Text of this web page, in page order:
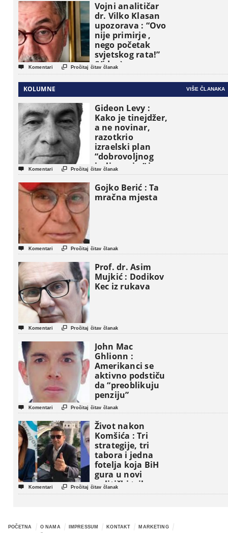
Vojni analitičar
dr. Vilko Klasan
upozorava : “Ovo
nije primirje ,
nego početak
svjetskog rata!”
(Video)
 Komentari  Pročitaj čitav članak
KOLUMNE VIŠE ČLANAKA
Gideon Levy :
Kako je tinejdžer,
a ne novinar,
razotkrio
izraelski plan
“dobrovoljnog
iseljavanja ” iz
Gaze
 Komentari  Pročitaj čitav članak
Gojko Berić : Ta
mračna mjesta
 Komentari  Pročitaj čitav članak
Prof. dr. Asim
Mujkić : Dodikov
Kec iz rukava
 Komentari  Pročitaj čitav članak
John Mac
Ghlionn :
Amerikanci se
aktivno podstiču
da “preoblikuju
penziju”
 Komentari  Pročitaj čitav članak
Život nakon
Komšića : Tri
strategije, tri
tabora i jedna
fotelja koja BiH
gura u novi
politički triler
 Komentari  Pročitaj čitav članak
POČETNA O NAMA IMPRESSUM KONTAKT MARKETING